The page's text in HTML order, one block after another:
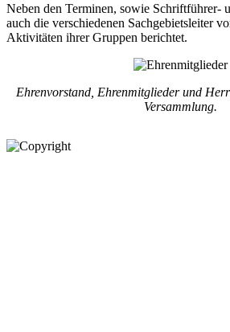
Neben den Terminen, sowie Schriftführer-
auch die verschiedenen Sachgebietsleiter
Aktivitäten ihrer Gruppen berichtet.
Ehrenvorstand, Ehrenmitglieder und
Versammlung.